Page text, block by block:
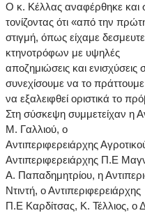
Ο κ. Κέλλας αναφέρθηκε και
τονίζοντας ότι «από την
στιγμή, όπως είχαμε
κτηνοτρόφων με υψηλές
αποζημιώσεις και
συνεχίσουμε να το
να εξαλειφθεί οριστικά το
Στη σύσκεψη συμμετείχαν η
Μ. Γαλλιού, ο
Αντιπεριφερειάρχης
Αντιπεριφερειάρχης Π.Ε
Α. Παπαδημητρίου, η
Ντιντή, ο Αντιπεριφερειάρχης
Π.Ε Καρδίτσας, Κ. Τέλλιος,